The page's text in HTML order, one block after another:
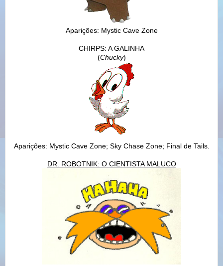
Aparições: Mystic Cave Zone
CHIRPS: A GALINHA
(Chucky)
Aparições: Mystic Cave Zone; Sky Chase Zone; Final de Tails.
DR. ROBOTNIK: O CIENTISTA MALUCO